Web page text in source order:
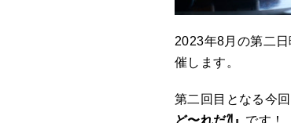
2023年8月の第二
催します。
第二回目となる今